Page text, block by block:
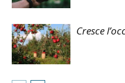
Cresce